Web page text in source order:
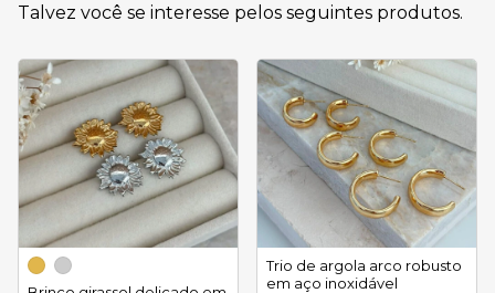
Talvez você se interesse pelos seguintes produtos.
Trio de argola arco robusto
em aço inoxidável